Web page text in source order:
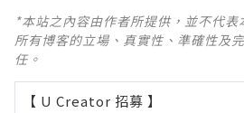
*本站之內容由作者所提供，並不代
所有博客的立場、真實性、準確性及
任。
【 U Creator 招募 】